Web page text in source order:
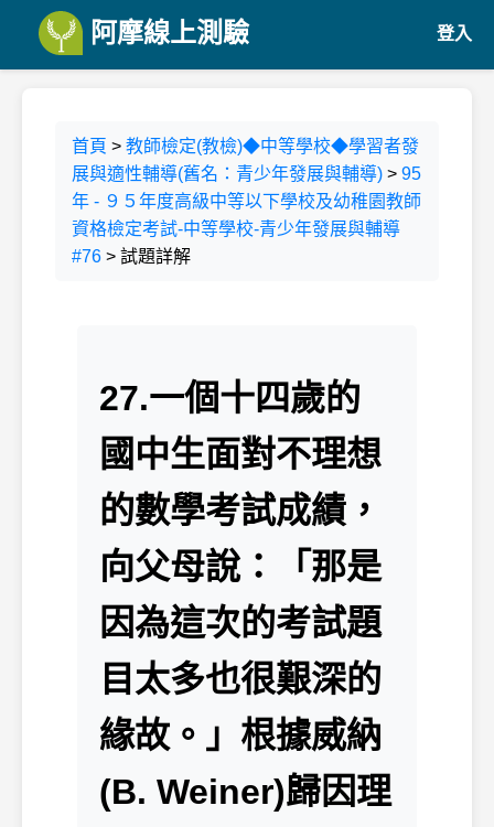
阿摩線上測驗 登入
首頁 > 教師檢定(教檢)◆中等學校◆學習者發
展與適性輔導(舊名：青少年發展與輔導) > 95
年 - ９５年度高級中等以下學校及幼稚園教師
資格檢定考試-中等學校-青少年發展與輔導
#76 > 試題詳解
27.一個十四歲的
國中生面對不理想
的數學考試成績，
向父母說：「那是
因為這次的考試題
目太多也很艱深的
緣故。」根據威納
(B. Weiner)歸因理